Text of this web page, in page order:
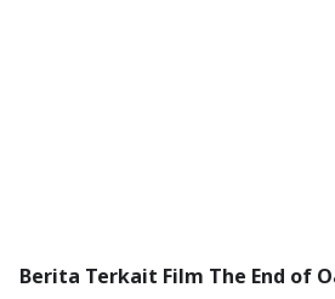
Berita Terkait Film The End of